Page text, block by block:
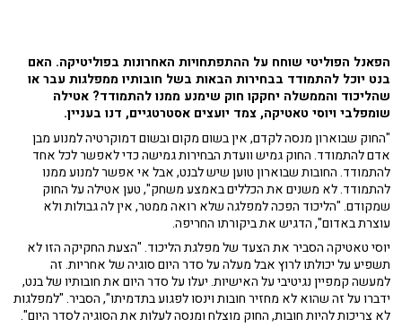
הפאנל הפוליטי שוחח על ההתפתחויות האחרונות בפוליטיקה. האם
בנט יוכל להתמודד בבחירות הבאות בשל חובותיו ממפלגות עבר או
שהליכוד והממשלה יחקקו חוק שימנע ממנו להתמודד? אטילה
שומפלבי ויוסי טאטיקה, צמד יועצים אסטרטגיים, דנו בעניין.
"החוק שבוארון מנסה לקדם, אין בשום מקום ובשום דמוקרטיה למנוע מבן
אדם להתמודד. החוק גמיש וועדת הבחירות גמישה כדי לאפשר לכל אחד
להתמודד. החובות שבוארון טוען שיש לבנט, אבל אי אפשר למנוע ממנו
להתמודד. לא משנים את הכללים באמצע משחק", טען אטילה על החוק
שמקודם. "הליכוד הפכה למפלגה שלא רואה ממטר, אין לה גבולות ולא
עוצרת באדום", הדגיש את ביקורתו החריפה.
יוסי טאטיקה הסביר את הצעד של מפלגת הליכוד. "הצעת החקיקה הזו לא
תשפיע על יכולתו לרוץ אבל מעלה על סדר היום סוגיה של אחריות. זה
למעשה קמפיין נגיטיבי על האישיות. יעלו על סדר היום את חובותיו של בנט,
ידברו על זה שהוא לא מחזיר חובות וינסו לפגוע בתדמיתו", הסביר. "למפלגות
לא צריכות להיות חובות, החוק מוצלח ומנסה לעלות את הסוגיה לסדר היום".